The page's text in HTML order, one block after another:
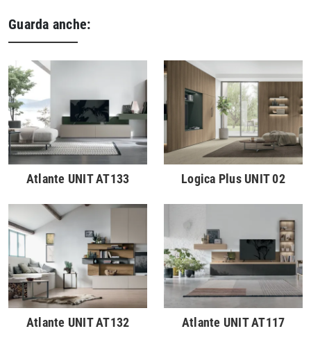
Guarda anche:
Atlante UNIT AT133 Logica Plus UNIT 02
Atlante UNIT AT132 Atlante UNIT AT117